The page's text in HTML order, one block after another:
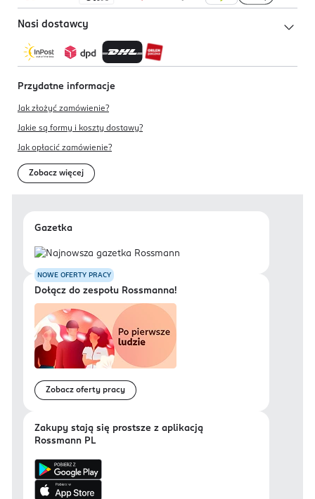
Nasi dostawcy
Przydatne informacje
Jak złożyć zamówienie?
Jakie są formy i koszty dostawy?
Jak opłacić zamówienie?
Zobacz więcej
Gazetka
NOWE OFERTY PRACY
Dołącz do zespołu Rossmanna!
Zobacz oferty pracy
Zakupy stają się prostsze z aplikacją
Rossmann PL